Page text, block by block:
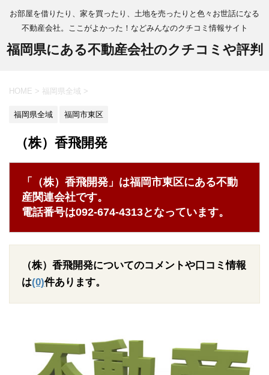
お部屋を借りたり、家を買ったり、土地を売ったりと色々お世話になる
不動産会社。ここがよかった！などみんなのクチコミ情報サイト
福岡県にある不動産会社のクチコミや評判
HOME > 福岡県全域 >
福岡県全域 福岡市東区
（株）香飛開発
「（株）香飛開発」は福岡市東区にある不動
産関連会社です。
電話番号は092-674-4313となっています。
（株）香飛開発についてのコメントや口コミ情報
は(0)件あります。